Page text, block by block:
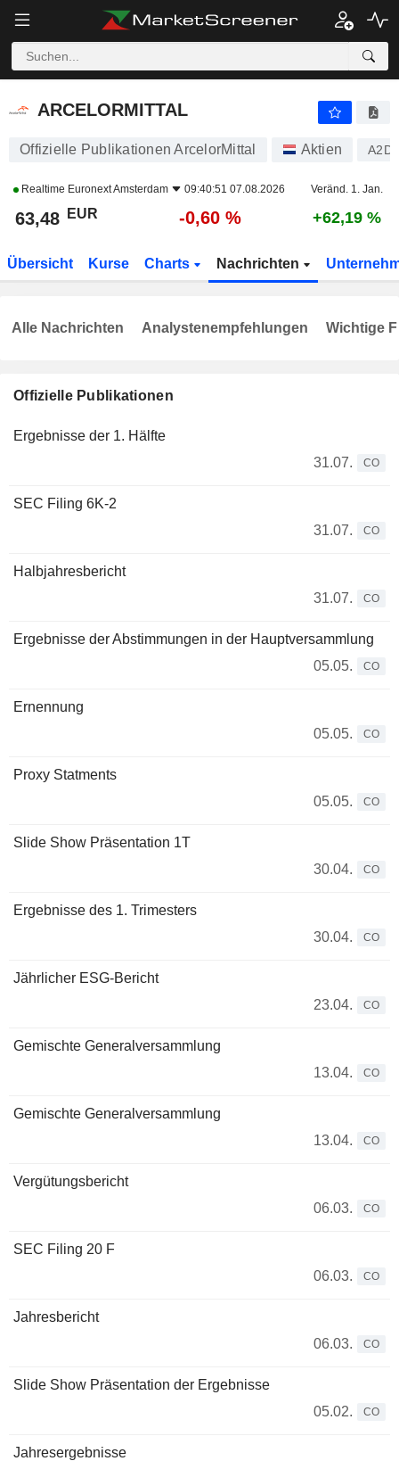
ARCELORMITTAL
ARCELORMITTAL
Offizielle Publikationen ArcelorMittal Aktien
Realtime Euronext Amsterdam 09:40:51 07.08.2026 Veränd. 1. Jan.
63,48 EUR -0,60 % +62,19 %
Übersicht Kurse Charts Nachrichten
Offizielle Publikationen
Ergebnisse der 1. Hälfte
31.07.
CO
SEC Filing 6K-2
31.07.
CO
Halbjahresbericht
31.07.
CO
Ergebnisse der Abstimmungen in der Hauptversammlung
05.05.
CO
Ernennung
05.05.
CO
Proxy Statments
05.05.
CO
Slide Show Präsentation 1T
30.04.
CO
Ergebnisse des 1. Trimesters
30.04.
CO
Jährlicher ESG-Bericht
23.04.
CO
Gemischte Generalversammlung
13.04.
CO
Gemischte Generalversammlung
13.04.
CO
Vergütungsbericht
06.03.
CO
SEC Filing 20 F
06.03.
CO
Jahresbericht
06.03.
CO
Slide Show Präsentation der Ergebnisse
05.02.
CO
Jahresergebnisse
Alle Nachrichten Analystenempfehlungen Wichtige